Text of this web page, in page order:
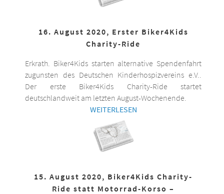
16. August 2020, Erster Biker4Kids
Charity-Ride
Erkrath. Biker4Kids starten alternative Spendenfahrt
zugunsten des Deutschen Kinderhospizvereins e.V..
Der erste Biker4Kids Charity-Ride startet
deutschlandweit am letzten August-Wochenende.
WEITERLESEN
15. August 2020, Biker4Kids Charity-
Ride statt Motorrad-Korso –